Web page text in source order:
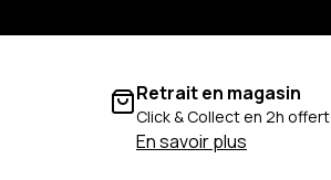
Retrait en magasin
Click & Collect en 2h offert
En savoir plus